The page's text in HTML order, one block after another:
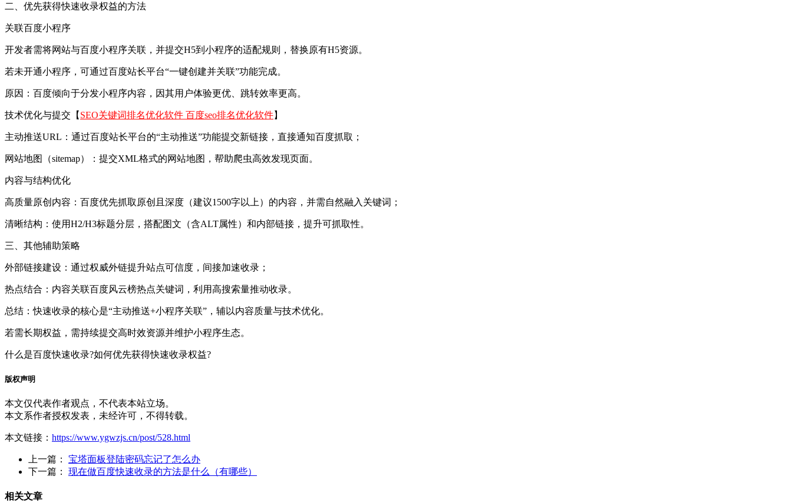
二、优先获得快速收录权益的方法
‌关联百度小程序‌
开发者需将网站与百度小程序关联，并提交H5到小程序的适配规则，替换原有H5资源。
若未开通小程序，可通过百度站长平台“一键创建并关联”功能完成。
‌原因‌：百度倾向于分发小程序内容，因其用户体验更优、跳转效率更高。
‌技术优化与提交‌【 SEO关键词排名优化软件 百度seo排名优化软件】
‌主动推送URL‌：通过百度站长平台的“主动推送”功能提交新链接，直接通知百度抓取； ‌
‌网站地图（sitemap）‌：提交XML格式的网站地图，帮助爬虫高效发现页面。
‌内容与结构优化‌
‌高质量原创内容‌：百度优先抓取原创且深度（建议1500字以上）的内容，并需自然融入关键词； ‌
‌清晰结构‌：使用H2/H3标题分层，搭配图文（含ALT属性）和内部链接，提升可抓取性。
三、其他辅助策略
‌外部链接建设‌：通过权威外链提升站点可信度，间接加速收录；
‌热点结合‌：内容关联百度风云榜热点关键词，利用高搜索量推动收录。
‌总结‌：快速收录的核心是“主动推送+小程序关联”，辅以内容质量与技术优化。
若需长期权益，需持续提交高时效资源并维护小程序生态。
什么是百度快速收录?如何优先获得快速收录权益?
版权声明
本文仅代表作者观点，不代表本站立场。
本文系作者授权发表，未经许可，不得转载。
本文链接： https://www.ygwzjs.cn/post/528.html
上一篇： 宝塔面板登陆密码忘记了怎么办
下一篇： 现在做百度快速收录的方法是什么（有哪些）
相关文章